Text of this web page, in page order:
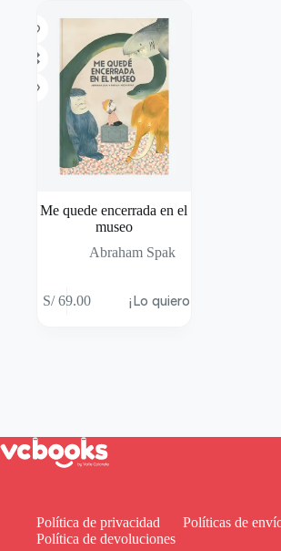
Me quede encerrada en el
museo
Abraham Spak
S/69.00 ¡Lo quiero!
Política de privacidad
Políticas de
Política de devoluciones